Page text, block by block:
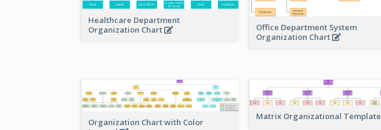
Healthcare Department
Organization Chart
Office Department System
Organization Chart
Organization Chart with Color
Matrix Organizational Template